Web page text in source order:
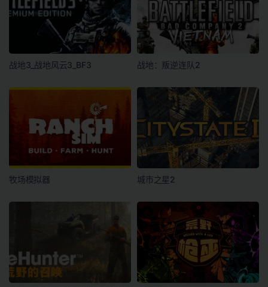
战地3_战地风云3_BF3 战地：叛逆连队2
牧场模拟器 城市之星2